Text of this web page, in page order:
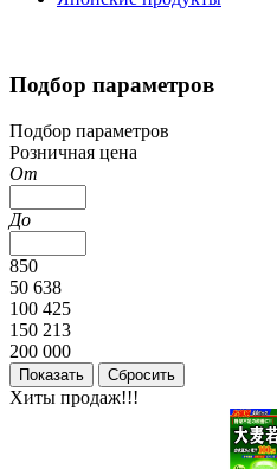
Подбор параметров
Подбор параметров
Розничная цена
От
До
850
50 638
100 425
150 213
200 000
Хиты продаж!!!